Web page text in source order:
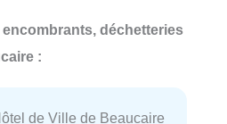
déchetteries
:
de Ville de Beaucaire